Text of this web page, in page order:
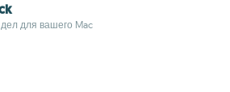
для вашего Mac